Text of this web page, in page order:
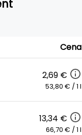
Cena
2,69 €
53,80 € / 1 l
13,34 €
66,70 € / 1 l